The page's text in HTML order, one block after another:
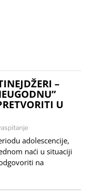
–
U
adolescencije,
naći u situaciji
na